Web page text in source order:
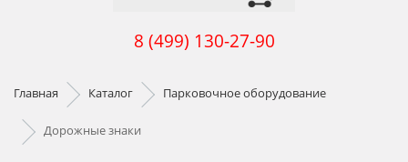
8 (499) 130-27-90
Главная Каталог Парковочное оборудование
Дорожные знаки